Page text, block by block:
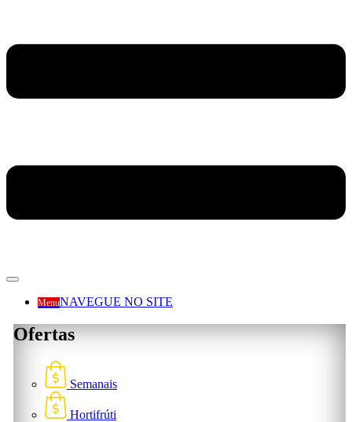
MenuNAVEGUE NO SITE
Ofertas
Semanais
Hortifrúti